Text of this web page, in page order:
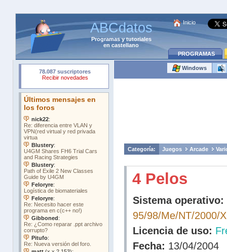
ABCdatos
Programasytutoriales
en castellano
Inicio
PROGRAMAS
Windows
Categoría: Juegos Arcade
4 Pelos
Sistema operativo:
95/98/Me/NT/2000/
Licencia de uso:
Fecha: 13/04/2004